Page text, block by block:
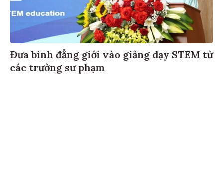
Đưa bình đẳng giới vào giảng dạy STEM từ
các trường sư phạm